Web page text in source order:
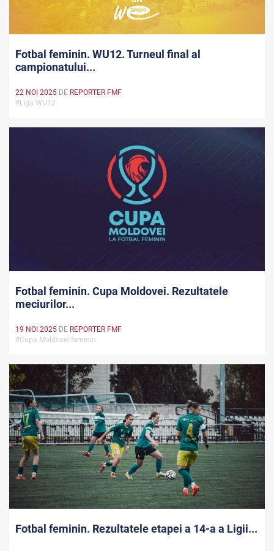
Fotbal feminin. WU12. Turneul final al
campionatului...
22 NOI 2025 DE REPORTER FMF
#Liga WU12
Fotbal feminin. Cupa Moldovei. Rezultatele
meciurilor...
19 NOI 2025 DE REPORTER FMF
#Cupa Moldovei feminin
Fotbal feminin. Rezultatele etapei a 14-a a Ligii...